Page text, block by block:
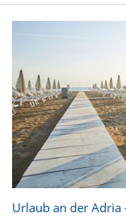
Urlaub an der Adria